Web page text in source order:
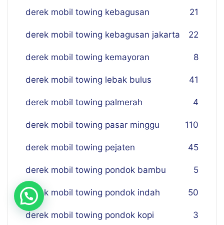
derek mobil towing kebagusan 21
derek mobil towing kebagusan jakarta 22
derek mobil towing kemayoran 8
derek mobil towing lebak bulus 41
derek mobil towing palmerah 4
derek mobil towing pasar minggu 110
derek mobil towing pejaten 45
derek mobil towing pondok bambu 5
derek mobil towing pondok indah 50
derek mobil towing pondok kopi 3